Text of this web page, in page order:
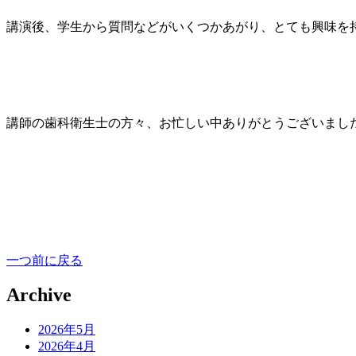
講演後、学生から質問などがいくつかあがり、とても興味を
講師の歯科衛生士の方々、お忙しい中ありがとうございまし
一つ前に戻る
Archive
2026年5月
2026年4月